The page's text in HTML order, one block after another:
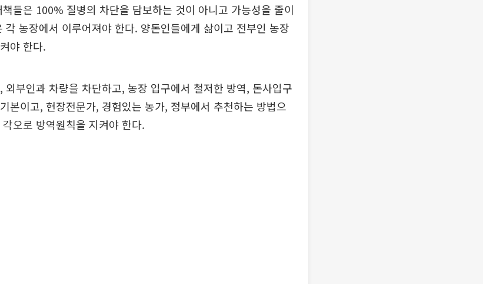
들은 100% 질병의 차단을 담보하는 것이 아니고 가능성을 줄이
각 농장에서 이루어져야 한다. 양돈인들에게 삶이고 전부인 농장
야 한다.
외부인과 차량을 차단하고, 농장 입구에서 철저한 방역, 돈사입구
본이고, 현장전문가, 경험있는 농가, 정부에서 추천하는 방법으
오로 방역원칙을 지켜야 한다.